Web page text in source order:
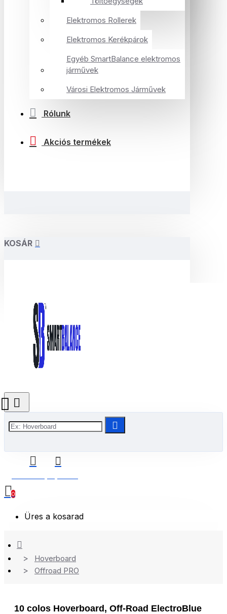
Elektromos Rollerek
Elektromos Kerékpárok
Egyéb SmartBalance elektromos
járművek
Városi Elektromos Járművek
Rólunk
Akciós termékek
KOSÁR
0
Üres a kosarad
Hoverboard
Offroad PRO
10 colos Hoverboard, Off-Road ElectroBlue